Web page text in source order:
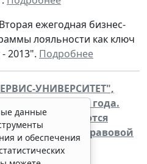
ежегодная бизнес-
лояльности как ключ
2013". Подробнее
УНИВЕРСИТЕТ",
с 1990 года.
партнеры являются
ассоциации правовой
данные
и обеспечения